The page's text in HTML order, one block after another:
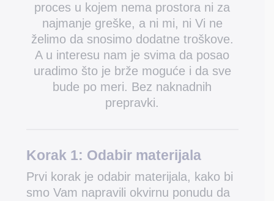
proces u kojem nema prostora ni za
najmanje greške, a ni mi, ni Vi ne
želimo da snosimo dodatne troškove.
A u interesu nam je svima da posao
uradimo što je brže moguće i da sve
bude po meri. Bez naknadnih
prepravki.
Korak 1: Odabir materijala
Prvi korak je odabir materijala, kako bi
smo Vam napravili okvirnu ponudu da